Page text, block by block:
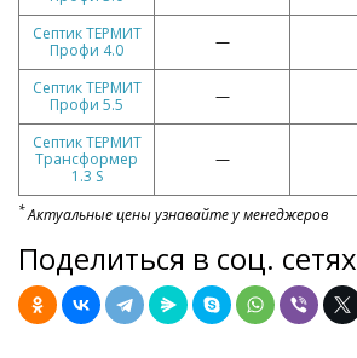
Септик ТЕРМИТ
Профи 4.0
—
Септик ТЕРМИТ
Профи 5.5
—
Септик ТЕРМИТ
Трансформер
1.3 S
—
*Актуальные цены узнавайте у менеджеров
Поделиться в соц. сетях